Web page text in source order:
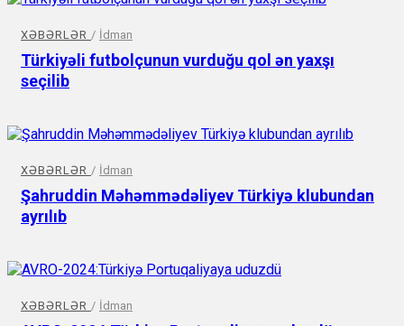
XƏBƏRLƏR / İdman
Türkiyəli futbolçunun vurduğu qol ən yaxşı
seçilib
XƏBƏRLƏR / İdman
Şahruddin Məhəmmədəliyev Türkiyə klubundan
ayrılıb
XƏBƏRLƏR / İdman